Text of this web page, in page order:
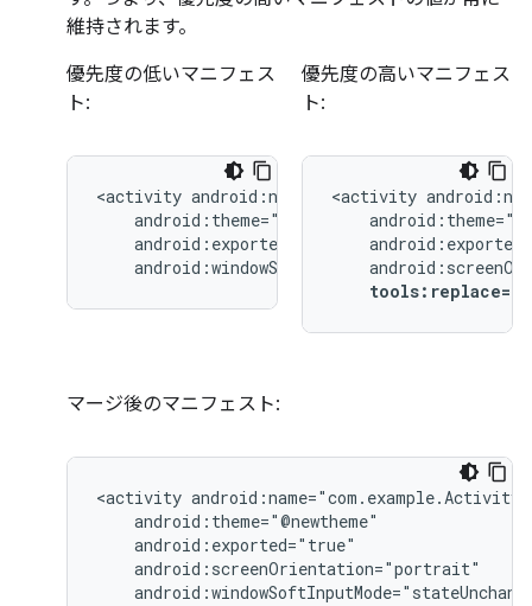
維持されます。
優先度の低いマニフェス
ト:
<activity
優先度の高いマニフェス
ト:
<activity
マージ後のマニフェスト:
<activity